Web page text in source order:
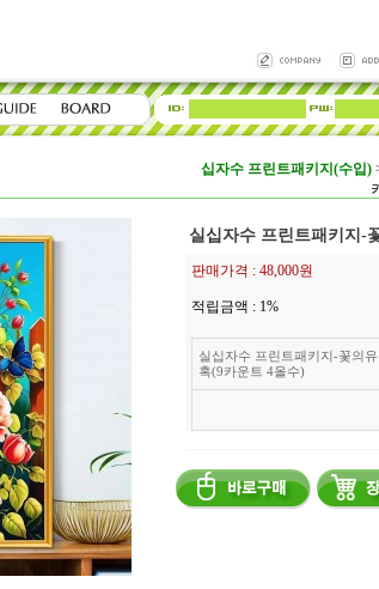
십자수 프린트패키지(수입)
실십자수 프린트패키지-
판매가격 : 48,000원
적립금액 : 1%
실십자수 프린트패키지-꽃의유
혹(9카운트 4올수)